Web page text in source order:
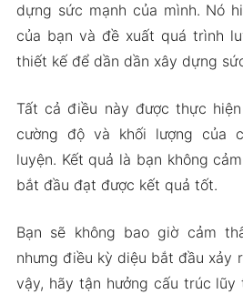
dựng sức mạnh của mình. Nó
của bạn và đề xuất quá trình
thiết kế để dần dần xây dựng
Tất cả điều này được thực
cường độ và khối lượng của
luyện. Kết quả là bạn không
bắt đầu đạt được kết quả tốt.
Bạn sẽ không bao giờ cảm
nhưng điều kỳ diệu bắt đầu xảy
vậy, hãy tận hưởng cấu trúc